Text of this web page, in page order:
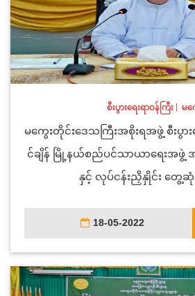
စီးပွားရေးရာဝန်ကြီး မကွ
မကွေးတိုင်းဒေသကြီးအစိုးရအဖွဲ့ စီးပွား
င်ချိန် မြို့နယ်စည်ပင်သာယာရေးအဖွဲ့
နှင့် လုပ်ငန်းညှိနှိုင်း တွေ့ဆုံ
18-05-2022